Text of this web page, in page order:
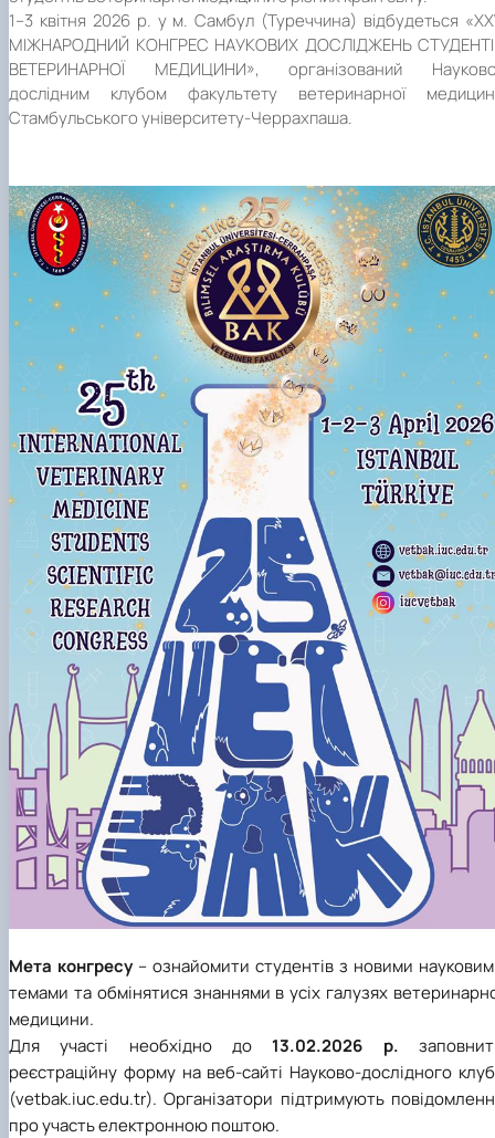
Фотогалерея
1–3 квітня 2026 р. у м. Самбул (Туреччина) відбудеться
МІЖНАРОДНИЙ КОНГРЕС НАУКОВИХ ДОСЛІДЖЕНЬ
ВЕТЕРИНАРНОЇ МЕДИЦИНИ», організований
дослідним клубом факультету ветеринарної
Стамбульського університету-Черрахпаша.
Мета конгресу– ознайомити студентів з новими
темами та обмінятися знаннями в усіх галузях
медицини.
Для участі необхідно до 13.02.2026 р.
реєстраційну форму на веб-сайті Науково-дослідного
(vetbak.iuc.edu.tr). Організатори підтримують
про участь електронною поштою.